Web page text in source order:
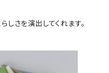
さを演出してくれます。